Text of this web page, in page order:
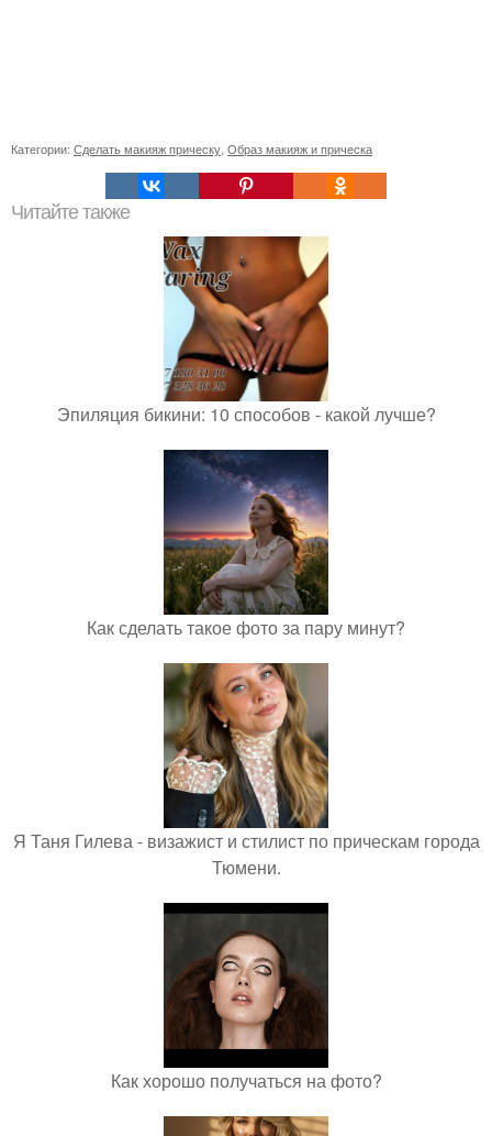
Категории: Сделать макияж прическу Образ макияж и прическа
Читайте также
Эпиляция бикини: 10 способов - какой лучше?
Как сделать такое фото за пару минут?
Я Таня Гилева - визажист и стилист по прическам города
Тюмени.
Как хорошо получаться на фото?